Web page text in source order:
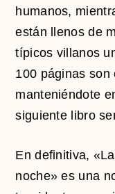
humanos,
están llenos de
típicos villanos
100 páginas son
manteniéndote
siguiente libro
En definitiva,
noche» es una